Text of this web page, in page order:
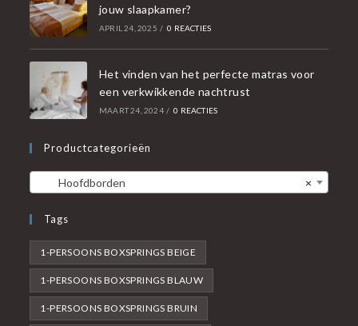
jouw slaapkamer?
APRIL 24, 2025 / 0 REACTIES
Het vinden van het perfecte matras voor
een verkwikkende nachtrust
MAART 24, 2024 / 0 REACTIES
Productcategorieën
×
Hoofdborden
Tags
1-PERSOONS BOXSPRINGS BEIGE
1-PERSOONS BOXSPRINGS BLAUW
1-PERSOONS BOXSPRINGS BRUIN